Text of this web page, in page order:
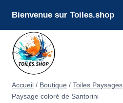
contenu
Bienvenue sur Toiles.shop
Accueil / Boutique / Toiles Paysages
Paysage coloré de Santorini